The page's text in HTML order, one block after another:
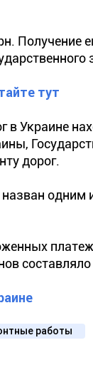
Получение
тут
Украине
дорог.
одним
работы